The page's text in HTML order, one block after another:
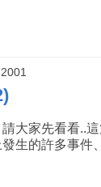
大家先看看..
發生的許多事件